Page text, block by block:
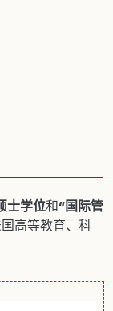
士学位和“国际管
国高等教育、科